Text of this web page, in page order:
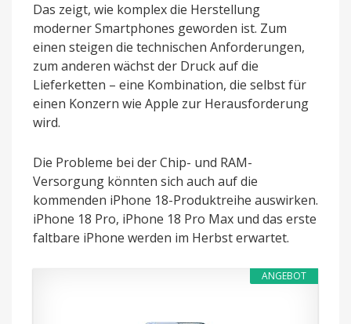
Das zeigt, wie komplex die Herstellung
moderner Smartphones geworden ist. Zum
einen steigen die technischen Anforderungen,
zum anderen wächst der Druck auf die
Lieferketten – eine Kombination, die selbst für
einen Konzern wie Apple zur Herausforderung
wird.
Die Probleme bei der Chip- und RAM-
Versorgung könnten sich auch auf die
kommenden iPhone 18-Produktreihe auswirken.
iPhone 18 Pro, iPhone 18 Pro Max und das erste
faltbare iPhone werden im Herbst erwartet.
ANGEBOT